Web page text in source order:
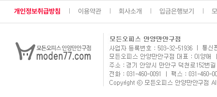
개인정보취급방침 이용약관 회사소개 입금은행보기